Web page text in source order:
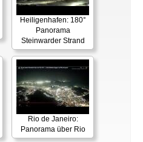
Heiligenhafen: 180°
Panorama
Steinwarder Strand
Rio de Janeiro:
Panorama über Rio